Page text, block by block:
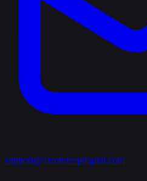
support@axiondeepdigital.com